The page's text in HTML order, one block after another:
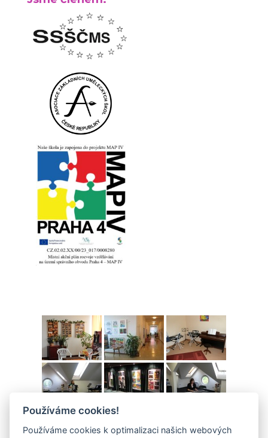
Používáme cookies!
Používáme cookies k optimalizaci našich webových